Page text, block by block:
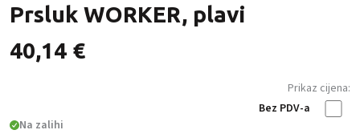
Prsluk WORKER, plavi
40,14 €
Prikaz cijena:
Bez PDV-a
Na zalihi